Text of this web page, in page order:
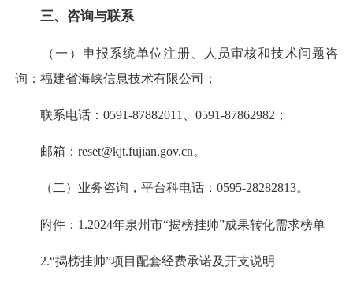
三、咨询与联系
（一）申报系统单位注册、人员审核和技术问题咨
询：福建省海峡信息技术有限公司；
联系电话：0591-87882011、0591-87862982；
邮箱：reset@kjt.fujian.gov.cn。
（二）业务咨询，平台科电话：0595-28282813。
附件：1.2024年泉州市“揭榜挂帅”成果转化需求榜单
2.“揭榜挂帅”项目配套经费承诺及开支说明